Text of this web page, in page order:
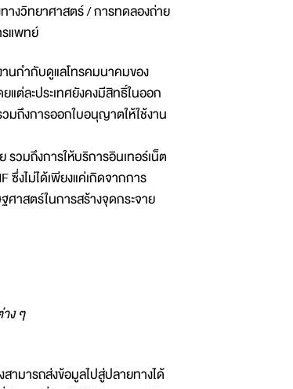
างวิทยาศาสตร์ / การทดลองถ่าย
แพทย์
นกำกับดูแลโทรคมนาคมของ
แต่ละประเทศยังคงมีสิทธิ์ในออก
มถึงการออกใบอนุญาตให้ใช้งาน
วมถึงการให้บริการอินเทอร์เน็ต
งไม่ได้เพียงแค่เกิดจากการ
ศาสตร์ในการสร้างจุดกระจาย
ง ๆ
ามารถส่งข้อมูลไปสู่ปลายทางได้